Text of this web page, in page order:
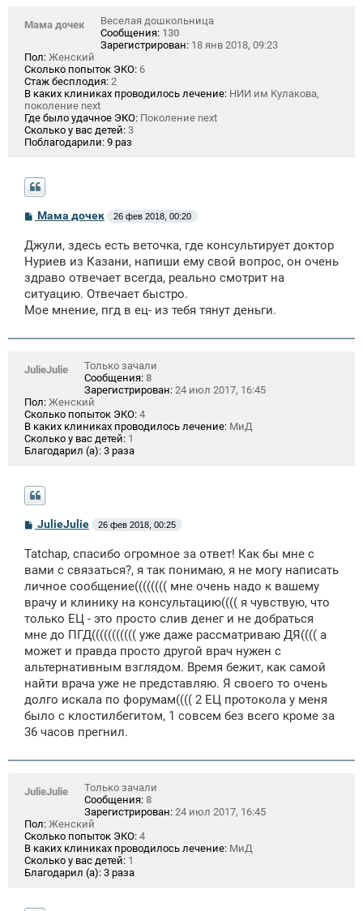
Мама дочек
Веселая дошкольница
Сообщения: 130
Зарегистрирован: 18 янв 2018, 09:23
Пол: Женский
Сколько попыток ЭКО: 6
Стаж бесплодия: 2
В каких клиниках проводилось лечение: НИИ им Кулакова,
поколение next
Где было удачное ЭКО: Поколение next
Сколько у вас детей: 3
Поблагодарили: 9 раз
С
б
щ
е
н
и
е
Мама дочек 26 фев 2018, 00:20
Джули, здесь есть веточка, где консультирует доктор
Нуриев из Казани, напиши ему свой вопрос, он очень
здраво отвечает всегда, реально смотрит на
ситуацию. Отвечает быстро.
Мое мнение, пгд в ец- из тебя тянут деньги.
JulieJulie
Только зачали
Сообщения: 8
Зарегистрирован: 24 июл 2017, 16:45
Пол: Женский
Сколько попыток ЭКО: 4
В каких клиниках проводилось лечение: МиД
Сколько у вас детей: 1
Благодарил (а): 3 раза
б
щ
н
и
JulieJulie 26 фев 2018, 00:25
Tatchap, спасибо огромное за ответ! Как бы мне с
вами с связаться?, я так понимаю, я не могу написать
личное сообщение(((((((( мне очень надо к вашему
врачу и клинику на консультацию(((( я чувствую, что
только ЕЦ - это просто слив денег и не добраться
мне до ПГД((((((((((( уже даже рассматриваю ДЯ(((( а
может и правда просто другой врач нужен с
альтернативным взглядом. Время бежит, как самой
найти врача уже не представляю. Я своего то очень
долго искала по форумам(((( 2 ЕЦ протокола у меня
было с клостилбегитом, 1 совсем без всего кроме за
36 часов прегнил.
JulieJulie
Только зачали
Сообщения: 8
Зарегистрирован: 24 июл 2017, 16:45
Пол: Женский
Сколько попыток ЭКО: 4
В каких клиниках проводилось лечение: МиД
Сколько у вас детей: 1
Благодарил (а): 3 раза